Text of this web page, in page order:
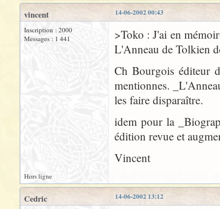
14-06-2002 00:43
vincent
Inscription : 2000
Messages : 1 441
>Toko : J'ai en
L'Anneau de Tolkien
Ch Bourgois éditeur
mentionnes.
les faire disparaître.
idem pour la
édition revue et
Vincent
Hors ligne
14-06-2002 13:12
Cedric